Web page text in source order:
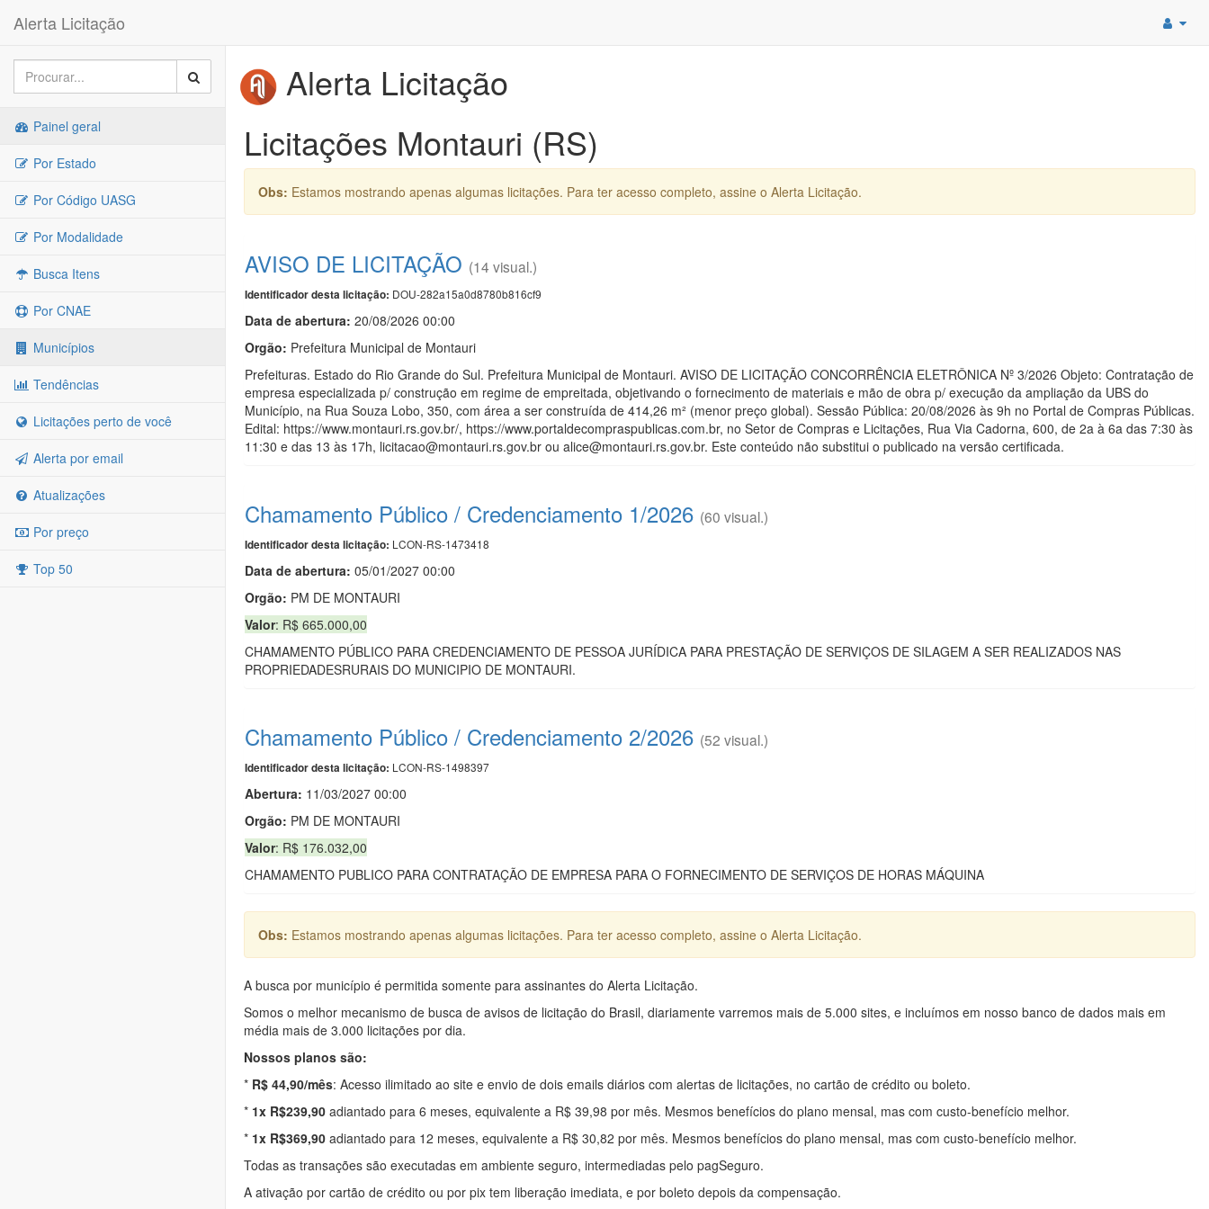
Alerta Licitação
Painel geral
Por Estado
Por Código UASG
Por Modalidade
Busca Itens
Por CNAE
Municípios
Tendências
Licitações perto de você
Alerta por email
Atualizações
Por preço
Top 50
Alerta Licitação
Licitações Montauri (RS)
Obs: Estamos mostrando apenas algumas licitações. Para ter acesso completo, assine o Alerta Licitação.
AVISO DE LICITAÇÃO (14 visual.)
Identificador desta licitação: DOU-282a15a0d8780b816cf9
Data de abertura: 20/08/2026 00:00
Orgão: Prefeitura Municipal de Montauri
Prefeituras. Estado do Rio Grande do Sul. Prefeitura Municipal de Montauri. AVISO DE LICITAÇÃO CONCORRÊNCIA ELETRÔNICA Nº 3/2026 Objeto: Contratação de
empresa especializada p/ construção em regime de empreitada, objetivando o fornecimento de materiais e mão de obra p/ execução da ampliação da UBS do
Município, na Rua Souza Lobo, 350, com área a ser construída de 414,26 m² (menor preço global). Sessão Pública: 20/08/2026 às 9h no Portal de Compras Públicas.
Edital: https://www.montauri.rs.gov.br/, https://www.portaldecompraspublicas.com.br, no Setor de Compras e Licitações, Rua Via Cadorna, 600, de 2a à 6a das 7:30 às
11:30 e das 13 às 17h, licitacao@montauri.rs.gov.br ou alice@montauri.rs.gov.br. Este conteúdo não substitui o publicado na versão certificada.
Chamamento Público / Credenciamento 1/2026 (60 visual.)
Identificador desta licitação: LCON-RS-1473418
Data de abertura: 05/01/2027 00:00
Orgão: PM DE MONTAURI
Valor: R$ 665.000,00
CHAMAMENTO PÚBLICO PARA CREDENCIAMENTO DE PESSOA JURÍDICA PARA PRESTAÇÃO DE SERVIÇOS DE SILAGEM A SER REALIZADOS NAS
PROPRIEDADESRURAIS DO MUNICIPIO DE MONTAURI.
Chamamento Público / Credenciamento 2/2026 (52 visual.)
Identificador desta licitação: LCON-RS-1498397
Abertura: 11/03/2027 00:00
Orgão: PM DE MONTAURI
Valor: R$ 176.032,00
CHAMAMENTO PUBLICO PARA CONTRATAÇÃO DE EMPRESA PARA O FORNECIMENTO DE SERVIÇOS DE HORAS MÁQUINA
Obs: Estamos mostrando apenas algumas licitações. Para ter acesso completo, assine o Alerta Licitação.
A busca por município é permitida somente para assinantes do Alerta Licitação.
Somos o melhor mecanismo de busca de avisos de licitação do Brasil, diariamente varremos mais de 5.000 sites, e incluímos em nosso banco de dados mais em
média mais de 3.000 licitações por dia.
Nossos planos são:
* R$ 44,90/mês: Acesso ilimitado ao site e envio de dois emails diários com alertas de licitações, no cartão de crédito ou boleto.
* 1x R$239,90 adiantado para 6 meses, equivalente a R$ 39,98 por mês. Mesmos benefícios do plano mensal, mas com custo-benefício melhor.
* 1x R$369,90 adiantado para 12 meses, equivalente a R$ 30,82 por mês. Mesmos benefícios do plano mensal, mas com custo-benefício melhor.
Todas as transações são executadas em ambiente seguro, intermediadas pelo pagSeguro.
A ativação por cartão de crédito ou por pix tem liberação imediata, e por boleto depois da compensação.